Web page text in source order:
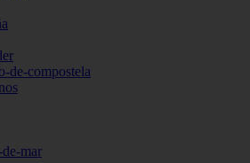
de-compostela
mar